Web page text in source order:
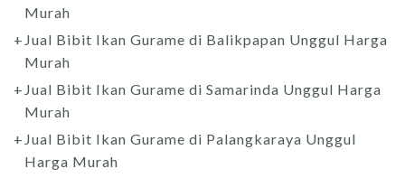
Murah
Jual Bibit Ikan Gurame di Balikpapan Unggul Harga
Murah
Jual Bibit Ikan Gurame di Samarinda Unggul Harga
Murah
Jual Bibit Ikan Gurame di Palangkaraya Unggul
Harga Murah